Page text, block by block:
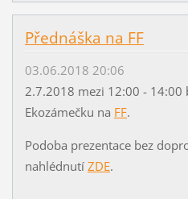
Přednáška na FF
03.06.2018 20:06
2.7.2018 mezi 12:00 - 14:00
Ekozámečku na FF.
Podoba prezentace bez
nahlédnutí ZDE.